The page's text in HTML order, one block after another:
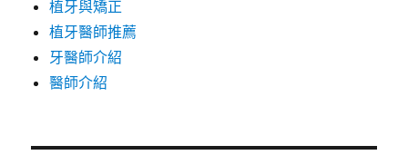
植牙與矯正
植牙醫師推薦
牙醫師介紹
醫師介紹